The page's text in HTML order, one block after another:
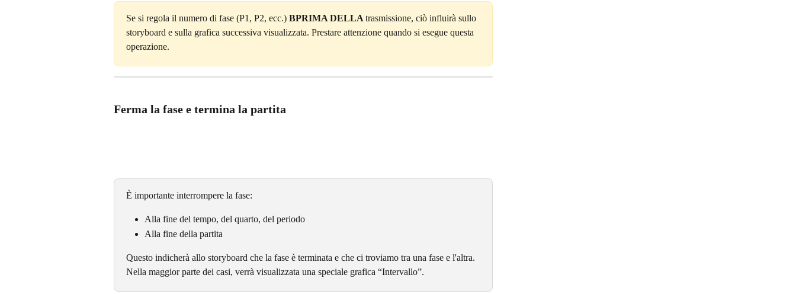
Se si regola il numero di fase (P1, P2, ecc.) BPRIMA DELLA trasmissione, ciò influirà sullo
storyboard e sulla grafica successiva visualizzata. Prestare attenzione quando si esegue questa
operazione.
Ferma la fase e termina la partita
È importante interrompere la fase:
Alla fine del tempo, del quarto, del periodo
Alla fine della partita
Questo indicherà allo storyboard che la fase è terminata e che ci troviamo tra una fase e l'altra.
Nella maggior parte dei casi, verrà visualizzata una speciale grafica “Intervallo”.